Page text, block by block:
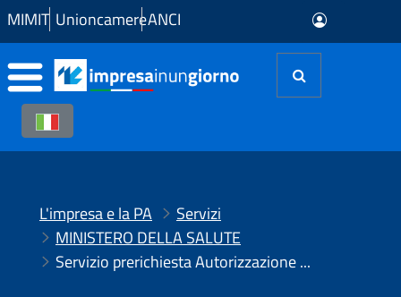
Skip to Main Content
MIMIT UnioncamereANCI
L'impresa e la PA
Servizi
MINISTERO DELLA SALUTE
Servizio prerichiesta Autorizzazione Convegni e Congressi PACC